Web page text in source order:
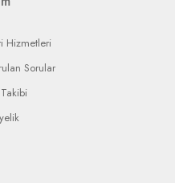
Hizmetleri
Sorular